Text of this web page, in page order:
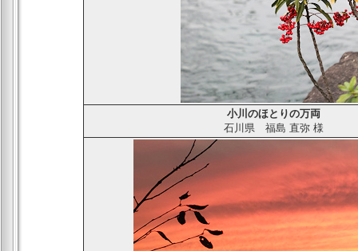
小川のほとりの万両
石川県福島 直弥 様